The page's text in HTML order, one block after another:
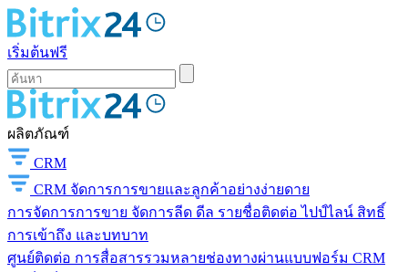
เริ่มต้นฟรี
ผลิตภัณฑ์
CRM
CRM จัดการการขายและลูกค้าอย่างง่ายดาย
การจัดการการขาย จัดการลีด ดีล รายชื่อติดต่อ ไปป์ไลน์ สิทธิ์
การเข้าถึง และบทบาท
ศูนย์ติดต่อ การสื่อสารรวมหลายช่องทางผ่านแบบฟอร์ม CRM